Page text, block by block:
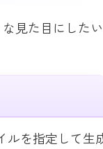
見た目にしたい
ルを指定して生